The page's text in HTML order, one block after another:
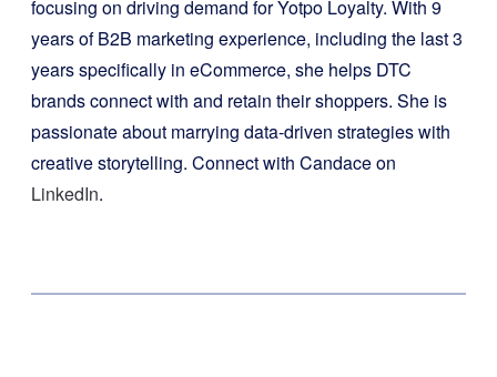
focusing on driving demand for Yotpo Loyalty. With 9
years of B2B marketing experience, including the last 3
years specifically in eCommerce, she helps DTC
brands connect with and retain their shoppers. She is
passionate about marrying data-driven strategies with
creative storytelling. Connect with Candace on
LinkedIn.